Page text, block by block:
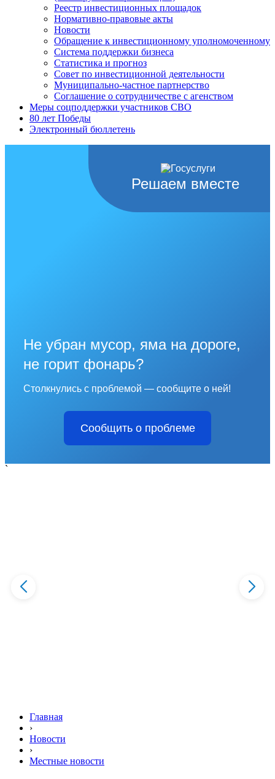
Реестр инвестиционных площадок
Нормативно-правовые акты
Новости
Обращение к инвестиционному уполномоченному
Система поддержки бизнеса
Статистика и прогноз
Совет по инвестиционной деятельности
Муниципально-частное партнерство
Соглашение о сотрудничестве с агенством
Меры соцподдержки участников СВО
80 лет Победы
Электронный бюллетень
Решаем вместе
Не убран мусор, яма на дороге,
не горит фонарь?
Столкнулись с проблемой — сообщите о ней!
Сообщить о проблеме
`
Главная
›
Новости
›
Местные новости